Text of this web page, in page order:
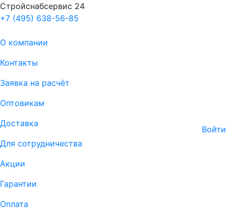
Стройснабсервис 24
+7 (495) 638-56-85
О компании
Контакты
Заявка на расчёт
Оптовикам
Доставка
Для сотрудничества
Акции
Гарантии
Оплата
Войти